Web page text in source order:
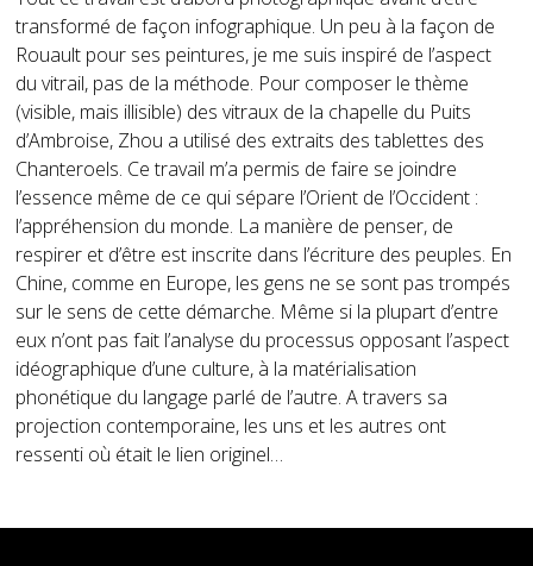
transformé de façon infographique. Un peu à la façon de
Rouault pour ses peintures, je me suis inspiré de l’aspect
du vitrail, pas de la méthode. Pour composer le thème
(visible, mais illisible) des vitraux de la chapelle du Puits
d’Ambroise, Zhou a utilisé des extraits des tablettes des
Chanteroels. Ce travail m’a permis de faire se joindre
l’essence même de ce qui sépare l’Orient de l’Occident :
l’appréhension du monde. La manière de penser, de
respirer et d’être est inscrite dans l’écriture des peuples. En
Chine, comme en Europe, les gens ne se sont pas trompés
sur le sens de cette démarche. Même si la plupart d’entre
eux n’ont pas fait l’analyse du processus opposant l’aspect
idéographique d’une culture, à la matérialisation
phonétique du langage parlé de l’autre. A travers sa
projection contemporaine, les uns et les autres ont
ressenti où était le lien originel…